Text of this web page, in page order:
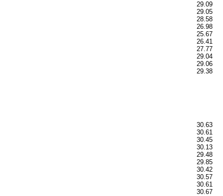
29.09
29.05
28.58
26.98
25.67
26.41
27.77
29.04
29.06
29.38
30.63
30.61
30.45
30.13
29.48
29.85
30.42
30.57
30.61
30.67